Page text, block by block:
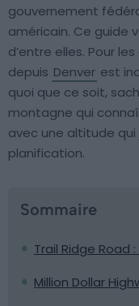
gouvernement
américain. Ce guide
d’entre elles. Pour
depuis Denver est
quoi que ce soit,
montagne qui
avec une altitude
planification.
Sommaire
Trail Ridge
Million Dollar